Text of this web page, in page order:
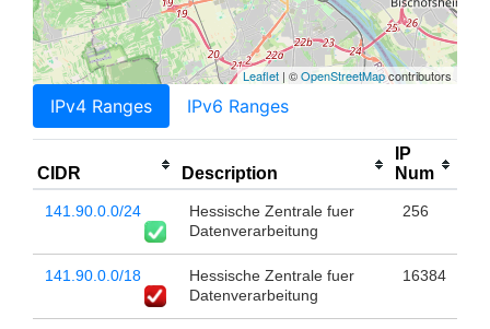
Leaflet | ©OpenStreetMapcontributors
IPv4 Ranges IPv6 Ranges
CIDR Description
IP
Num
141.90.0.0/24
Hessische Zentrale fuer
Datenverarbeitung
256
141.90.0.0/18
Hessische Zentrale fuer
Datenverarbeitung
16384